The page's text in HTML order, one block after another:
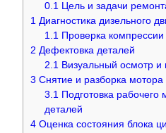
0.1 Цель и задачи
1 Диагностика дизельного
1.1 Проверка
2 Дефектовка деталей
2.1 Визуальный осмотр
3 Снятие и разборка мотора
3.1 Подготовка рабочего
деталей
4 Оценка состояния блока